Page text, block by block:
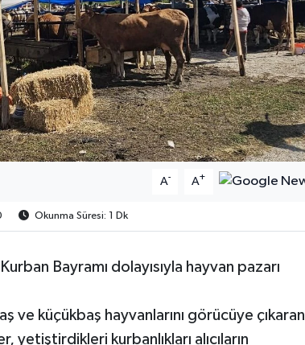
A- A+
Okunma Süresi: 1 Dk
Bayramı dolayısıyla hayvan pazarı
ve küçükbaş hayvanlarını görücüye çıkaran
kurbanlıkları alıcıların